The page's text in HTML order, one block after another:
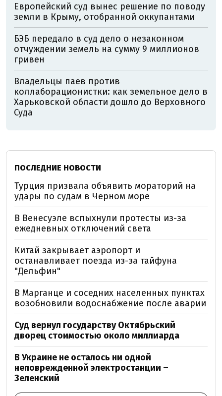
Европейский суд вынес решение по поводу
земли в Крыму, отобранной оккупантами
БЭБ передало в суд дело о незаконном
отчуждении земель на сумму 9 миллионов
гривен
Владельцы паев против
коллаборационистки: как земельное дело в
Харьковской области дошло до Верховного
Суда
ПОСЛЕДНИЕ НОВОСТИ
Турция призвала объявить мораторий на
удары по судам в Черном море
В Венесуэле вспыхнули протесты из-за
ежедневных отключений света
Китай закрывает аэропорт и
останавливает поезда из-за тайфуна
"Дельфин"
В Марганце и соседних населенных пунктах
возобновили водоснабжение после аварии
Суд вернул государству Октябрьский
дворец стоимостью около миллиарда
В Украине не осталось ни одной
неповрежденной электростанции –
Зеленский